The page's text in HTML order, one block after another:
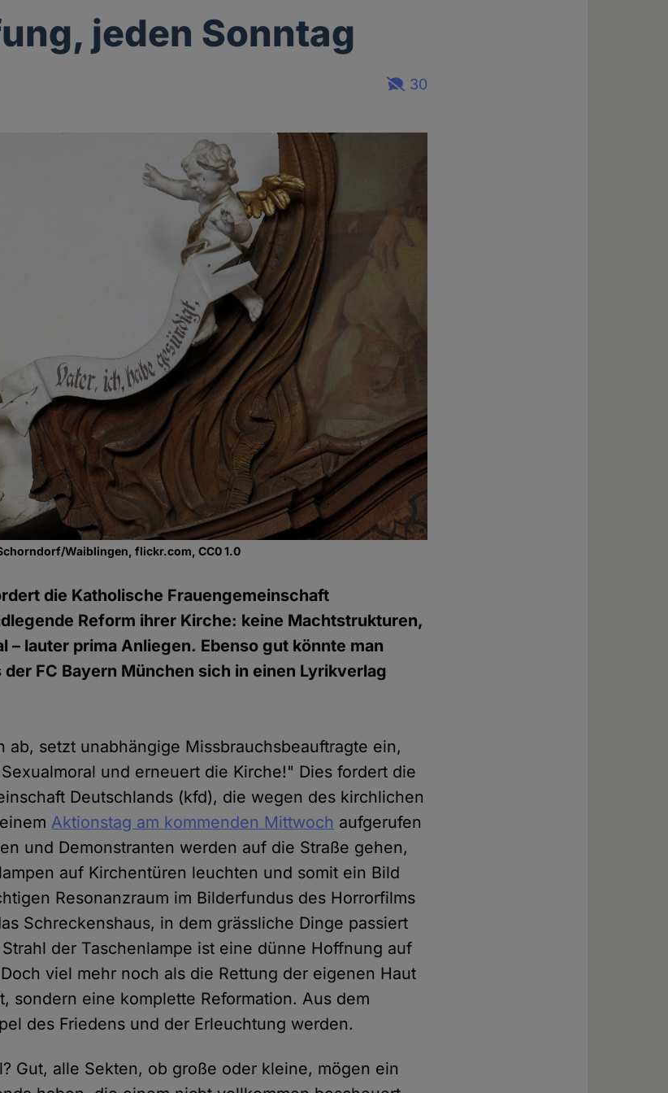
jeden Sonntag
30
Waiblingen, flickr.com, CC0 1.0
die Katholische Frauengemeinschaft
Reform ihrer Kirche: keine Machtstrukturen,
– lauter prima Anliegen. Ebenso gut könnte man
FC Bayern München sich in einen Lyrikverlag
ab, setzt unabhängige Missbrauchsbeauftragte ein,
und erneuert die Kirche!" Dies fordert die
Deutschlands (kfd), die wegen des kirchlichen
Aktionstag am kommenden Mittwoch aufgerufen
und Demonstranten werden auf die Straße gehen,
auf Kirchentüren leuchten und somit ein Bild
Resonanzraum im Bilderfundus des Horrorfilms
Schreckenshaus, in dem grässliche Dinge passiert
der Taschenlampe ist eine dünne Hoffnung auf
viel mehr noch als die Rettung der eigenen Haut
sondern eine komplette Reformation. Aus dem
des Friedens und der Erleuchtung werden.
Gut, alle Sekten, ob große oder kleine, mögen ein